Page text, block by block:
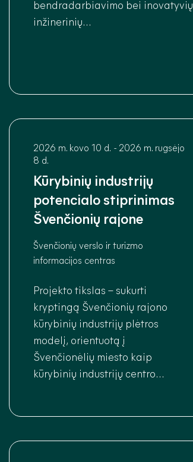
bendradarbiavimo bei inovatyvių
inžinerinių
2026 m. kovo 10 d. - 2026 m. rugsėjo
8 d.
Kūrybinių industrijų
potencialo stiprinimas
Švenčionių rajone
Švenčionių verslo ir turizmo
informacijos centras
Projekto tikslas – sukurti
kryptingą Švenčionių rajono
kūrybinių industrijų plėtros
modelį, orientuotą į
Švenčionėlių miesto kaip
kūrybinių industrijų centro